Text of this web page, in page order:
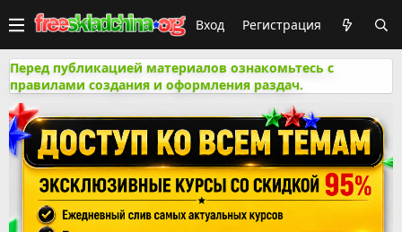
Вход Регистрация
Перед публикацией материалов ознакомьтесь с
правилами создания и оформления раздач.